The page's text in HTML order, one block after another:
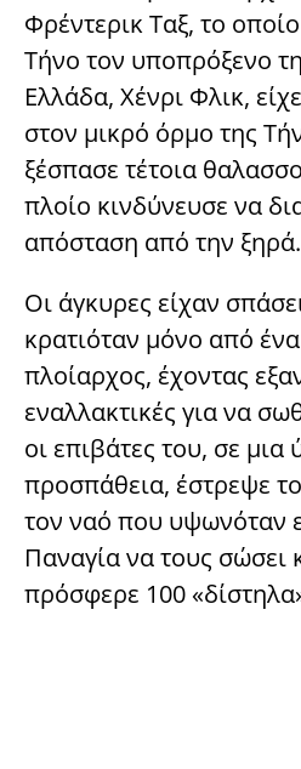
Φρέντερικ Ταξ, το
Τήνο τον υποπρόξενο
Ελλάδα, Χένρι Φλικ,
στον μικρό όρμο της
ξέσπασε τέτοια
πλοίο κινδύνευσε να
απόσταση από την ξηρά.
Οι άγκυρες είχαν
κρατιόταν μόνο από
πλοίαρχος, έχοντας
εναλλακτικές για να
οι επιβάτες του, σε μια
προσπάθεια, έστρεψε
τον ναό που υψωνόταν
Παναγία να τους σώσει
πρόσφερε 100